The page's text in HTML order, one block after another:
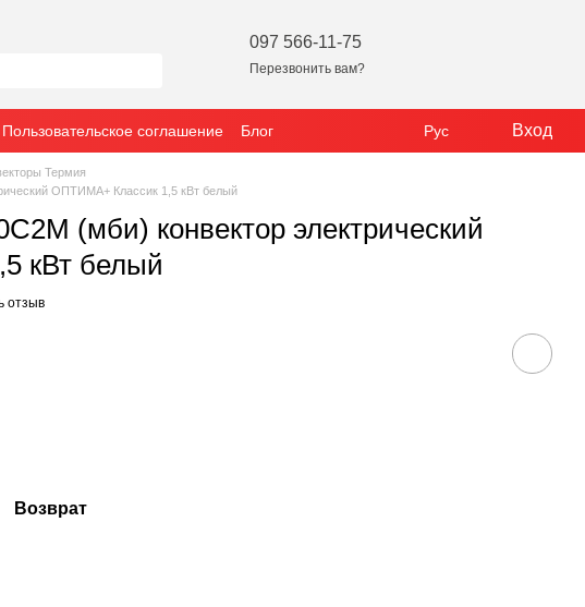
097 566-11-75
Перезвонить вам?
Пользовательское соглашение Блог Рус Вход
Термия
ОПТИМА+ Классик 1,5 кВт белый
(мби) конвектор электрический
кВт белый
отзыв
Возврат